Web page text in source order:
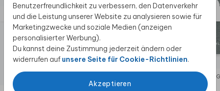
Benutzerfreundlichkeit zu verbessern, den Datenverkehr
und die Leistung unserer Website zu analysieren sowie für
Marketingzwecke und soziale Medien (anzeigen
personalisierter Werbung).
Du kannst deine Zustimmung jederzeit ändern oder
widerrufen auf unsere Seite für Cookie-Richtlinien.
Akzeptieren